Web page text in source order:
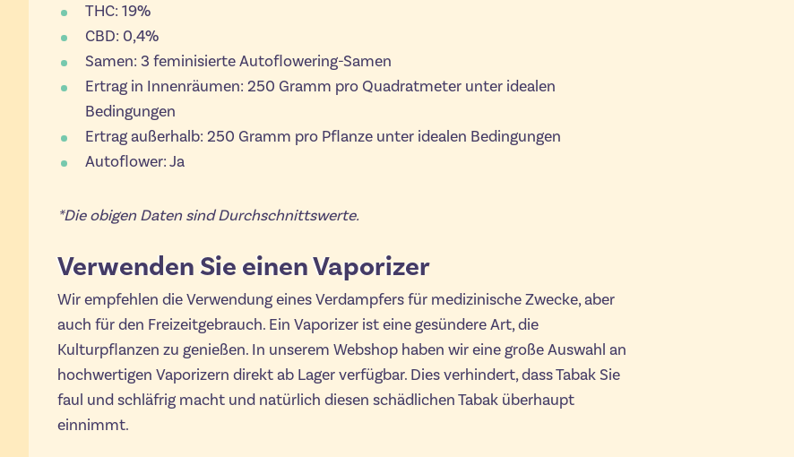
THC: 19%
CBD: 0,4%
Samen: 3 feminisierte Autoflowering-Samen
Ertrag in Innenräumen: 250 Gramm pro Quadratmeter unter idealen
Bedingungen
Ertrag außerhalb: 250 Gramm pro Pflanze unter idealen Bedingungen
Autoflower: Ja
*Die obigen Daten sind Durchschnittswerte.
Verwenden Sie einen Vaporizer
Wir empfehlen die Verwendung eines Verdampfers für medizinische Zwecke, aber
auch für den Freizeitgebrauch. Ein Vaporizer ist eine gesündere Art, die
Kulturpflanzen zu genießen. In unserem Webshop haben wir eine große Auswahl an
hochwertigen Vaporizern direkt ab Lager verfügbar. Dies verhindert, dass Tabak Sie
faul und schläfrig macht und natürlich diesen schädlichen Tabak überhaupt
einnimmt.